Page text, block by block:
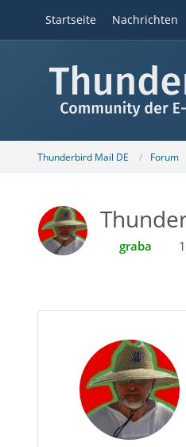
Startseite Nachrichten
Thunderbird Mail DE Forum
graba